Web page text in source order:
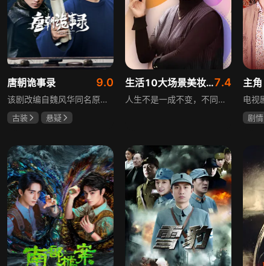
唐朝诡事录 9.0
该剧改编自魏风华同名原著，讲述繁华大唐盛世下发生的一系列奇闻异事。长安金吾卫中郎将卢凌风与狄公亲传弟子苏无名携手，共破《长安红茶》《石桥图》等九个诡异案件，从新娘失踪案到宫廷秘闻，从朝堂到乡间，他们在破案过程中相互了解，逐渐成长，共同守护苍生，担负起挽救社稷于危急的使命。
古装
悬疑
生活10大场景美妆秘籍7.4
人生不是一成不变，不同的场合不同的角色，适宜的妆容造型往往能帮助人们建立自信、破冰社交，开启一个良好开端，做到事半功倍。姜月辉老师亲自打造的《10大生活场景角色妆容课程》，将针对不同的生活场景和角色需求，教授相应的妆容造型技巧，让学员轻松驾驭每个人生角色，打造出适合自己的妆容，提升个人形象和气质。
主角
剧情